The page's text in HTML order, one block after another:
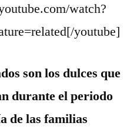
watch?
youtube]
son los dulces que
durante el periodo
de las familias